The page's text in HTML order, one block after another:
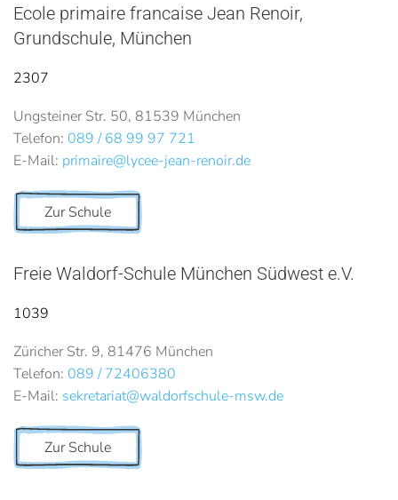
Ecole primaire francaise Jean Renoir,
Grundschule, München
2307
Ungsteiner Str. 50, 81539 München
Telefon: 089 / 68 99 97 721
E-Mail: primaire@lycee-jean-renoir.de
Zur Schule
Freie Waldorf-Schule München Südwest e.V.
1039
Züricher Str. 9, 81476 München
Telefon: 089 / 72406380
E-Mail: sekretariat@waldorfschule-msw.de
Zur Schule